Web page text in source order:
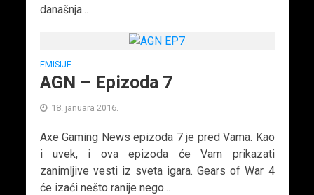
današnja...
EMISIJE
AGN – Epizoda 7
18. januara 2016.
Axe Gaming News epizoda 7 je pred Vama. Kao
i uvek, i ova epizoda će Vam prikazati
zanimljive vesti iz sveta igara. Gears of War 4
će izaći nešto ranije nego...